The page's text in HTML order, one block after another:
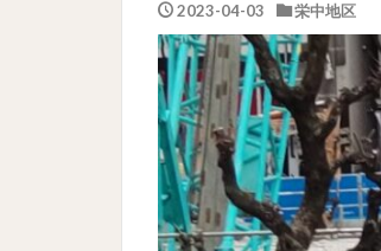
2023-04-03 栄中地区